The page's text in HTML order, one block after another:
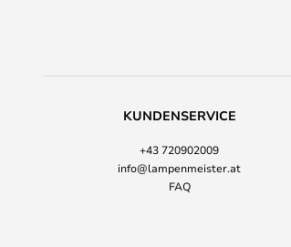
KUNDENSERVICE
+43 720902009
info@lampenmeister.at
FAQ